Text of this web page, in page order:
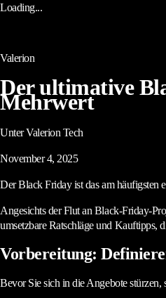
Loading...
Valerion
Der ultimative
Mehrwert
Unter Valerion Tech
November 4, 2025
Der Black Friday ist das am häufigsten
Angesichts der Flut an Black-Friday-
umsetzbare Ratschläge und Kauftipps,
Vorbereitung:
Bevor Sie sich in die Angebote